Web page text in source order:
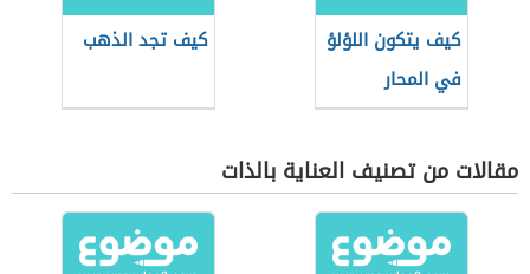
كيف يتكون اللؤلؤ
في المحار
كيف تجد الذهب
مقالات من تصنيف العناية بالذات